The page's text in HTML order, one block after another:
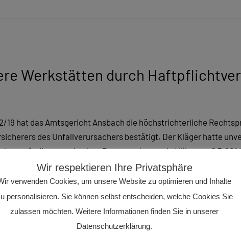
Werkstätten durch
19 hat das Amtsgericht Ansbach die höchstrichterliche
des Unfallverursachers bestätigt. Der Kläger hatte
ermittelten Reparaturkosten in Höhe von €
verwies aufWir respektieren Ihre Privatsphäre
verwenden Cookies, um unsere Website zu optimieren und Inhalte
personalisieren. Sie können selbst entscheiden, welche Cookies Sie
zulassen möchten. Weitere Informationen finden Sie in unserer
Datenschutzerklärung.